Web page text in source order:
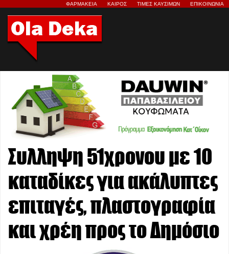
ΦΑΡΜΑΚΕΙΑ ΚΑΙΡΟΣ ΤΙΜΕΣ ΚΑΥΣΙΜΩΝ ΕΠΙΚΟΙΝΩΝΙΑ
Συλληψη 51χρονου με 10
καταδίκες για ακάλυπτες
επιταγές, πλαστογραφία
και χρέη προς το Δημόσιο